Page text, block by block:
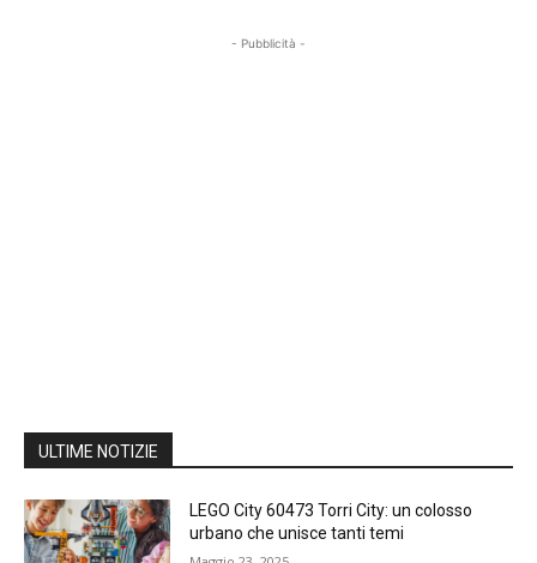
- Pubblicità -
ULTIME NOTIZIE
LEGO City 60473 Torri City: un colosso
urbano che unisce tanti temi